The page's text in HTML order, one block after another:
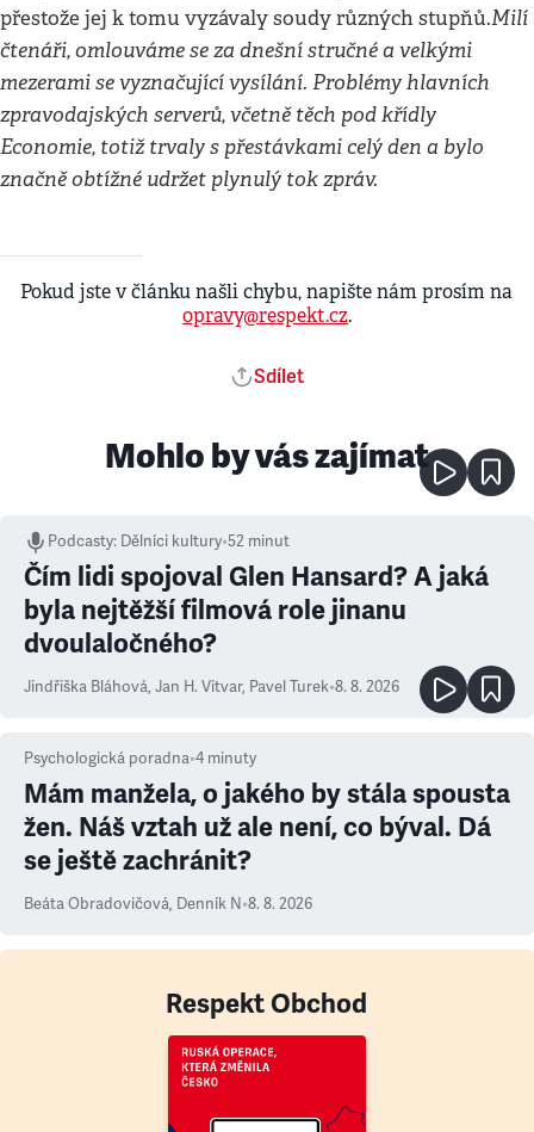
přestože jej k tomu vyzávaly soudy různých stupňů.Milí
čtenáři, omlouváme se za dnešní stručné a velkými
mezerami se vyznačující vysílání. Problémy hlavních
zpravodajských serverů, včetně těch pod křídly
Economie, totiž trvaly s přestávkami celý den a bylo
značně obtížné udržet plynulý tok zpráv.
Pokud jste v článku našli chybu, napište nám prosím na
opravy@respekt.cz.
Sdílet
Mohlo by vás zajímat
Podcasty: Dělníci kultury•52 minut
Čím lidi spojoval Glen Hansard? A jaká
byla nejtěžší filmová role jinanu
dvoulaločného?
Jindřiška Bláhová, Jan H. Vitvar, Pavel Turek•8. 8. 2026
Psychologická poradna•4 minuty
Mám manžela, o jakého by stála spousta
žen. Náš vztah už ale není, co býval. Dá
se ještě zachránit?
Beáta Obradovičová, Denník N•8. 8. 2026
Respekt Obchod